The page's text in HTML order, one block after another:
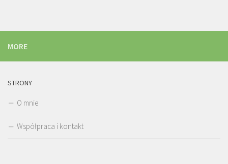
MORE
STRONY
O mnie
Współpraca i kontakt